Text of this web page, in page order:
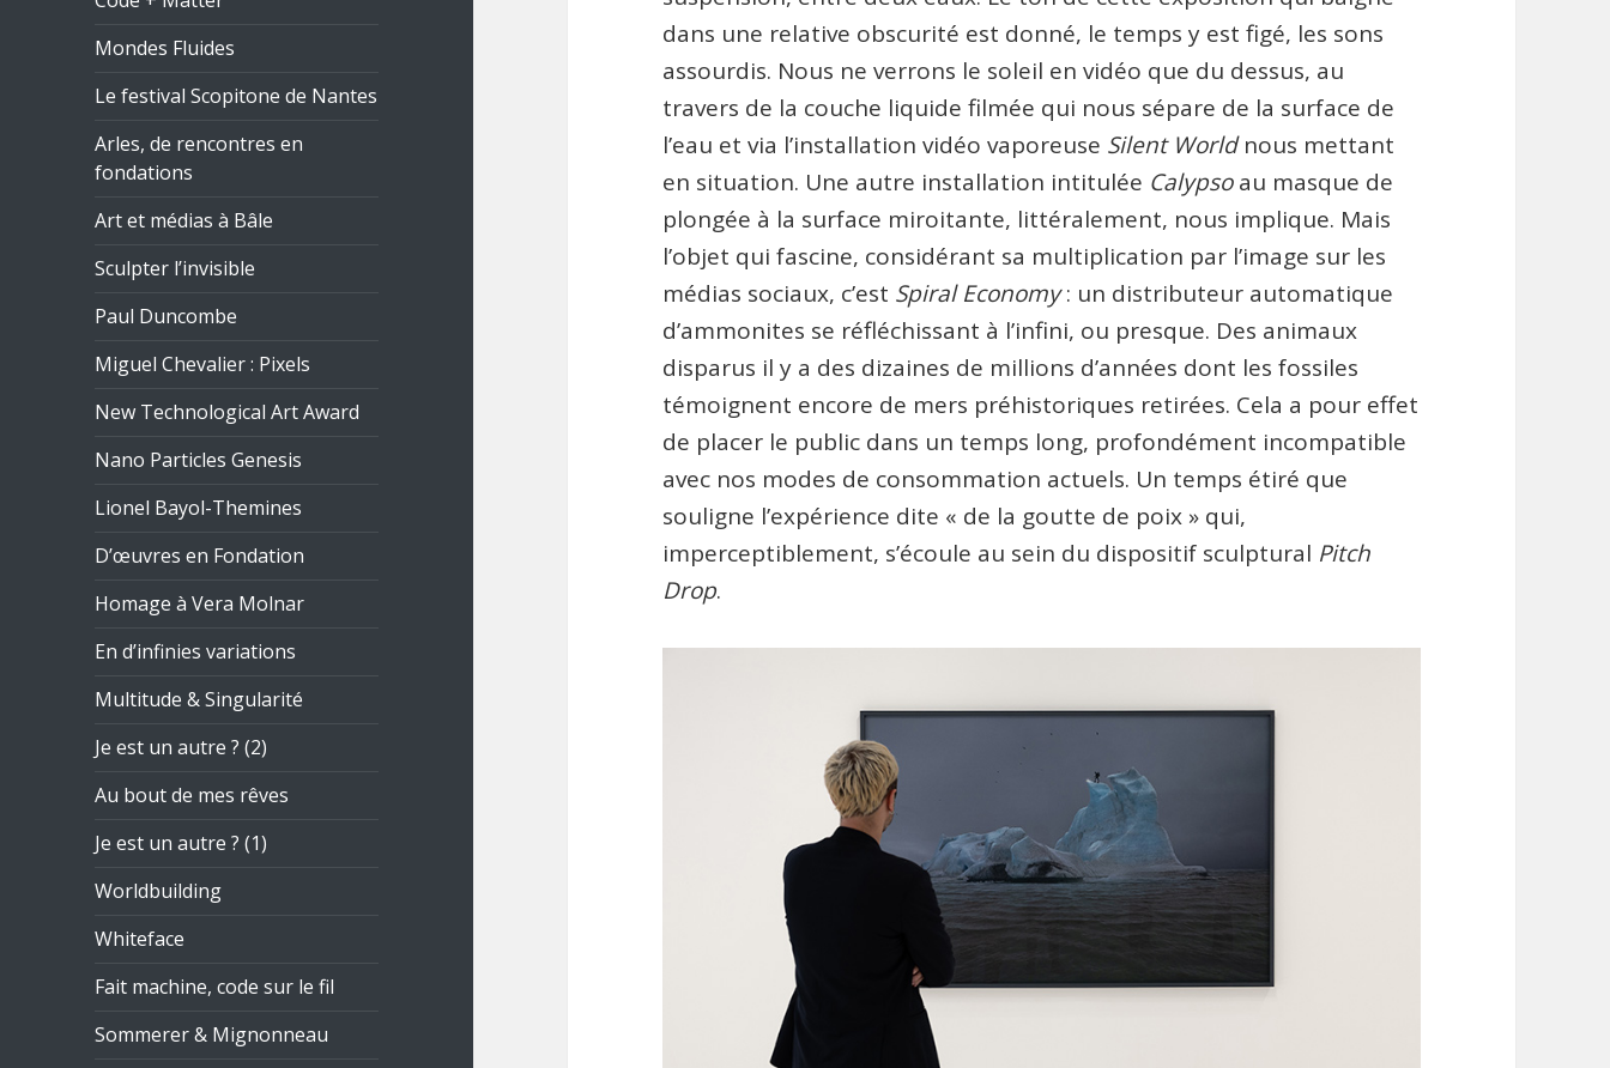
Mondes Fluides
Le festival Scopitone de Nantes
Arles, de rencontres en
fondations
Art et médias à Bâle
Sculpter l’invisible
Paul Duncombe
Miguel Chevalier : Pixels
New Technological Art Award
Nano Particles Genesis
Lionel Bayol-Themines
D’œuvres en Fondation
Homage à Vera Molnar
En d’infinies variations
Multitude & Singularité
Je est un autre ? (2)
Au bout de mes rêves
Je est un autre ? (1)
Worldbuilding
Whiteface
Fait machine, code sur le fil
Sommerer & Mignonneau
dans une relative obscurité est donné, le temps y est figé, les sons
assourdis. Nous ne verrons le soleil en vidéo que du dessus, au
travers de la couche liquide filmée qui nous sépare de la surface de
l’eau et via l’installation vidéo vaporeuse Silent Worldnous mettant
en situation. Une autre installation intitulée Calypsoau masque de
plongée à la surface miroitante, littéralement, nous implique. Mais
l’objet qui fascine, considérant sa multiplication par l’image sur les
médias sociaux, c’est Spiral Economy: un distributeur automatique
d’ammonites se réfléchissant à l’infini, ou presque. Des animaux
disparus il y a des dizaines de millions d’années dont les fossiles
témoignent encore de mers préhistoriques retirées. Cela a pour effet
de placer le public dans un temps long, profondément incompatible
avec nos modes de consommation actuels. Un temps étiré que
souligne l’expérience dite « de la goutte de poix » qui,
imperceptiblement, s’écoule au sein du dispositif sculptural Pitch
Drop.